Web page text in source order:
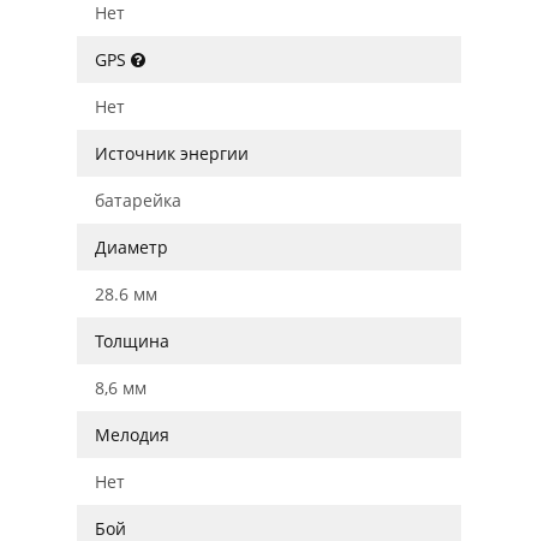
Нет
GPS
Нет
Источник энергии
батарейка
Диаметр
28.6 мм
Толщина
8,6 мм
Мелодия
Нет
Бой